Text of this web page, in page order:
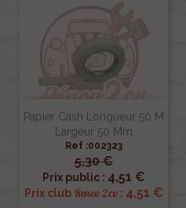
Papier Cash Longueur 50 M
Largeur 50 Mm
Ref :002323
5,30 €
Prix public : 4,51 €
Prix club Renov 2cv : 4,51 €